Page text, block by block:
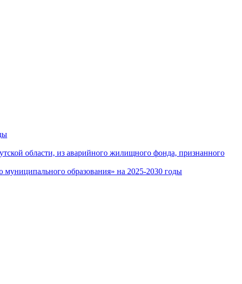
области, из аварийного жилищного фонда, признанного
образования» на 2025-2030 годы